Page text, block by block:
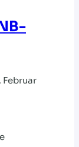
Februar